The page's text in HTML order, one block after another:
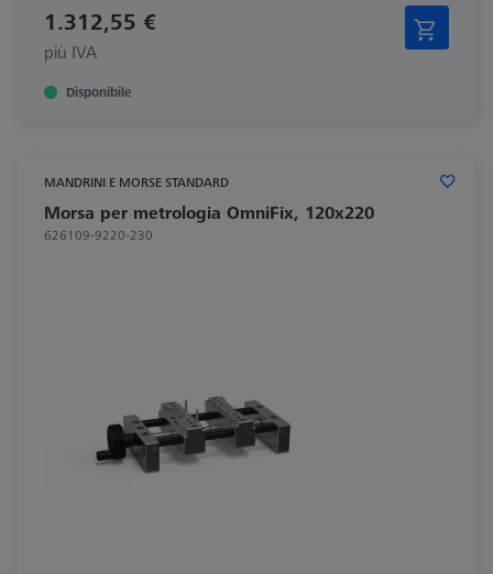
1.312,55 €
più IVA
Disponibile
MANDRINI E MORSE STANDARD
Morsa per metrologia OmniFix, 120x220
626109-9220-230